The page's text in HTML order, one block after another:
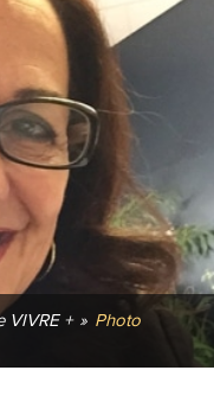
VIVRE + » Photo